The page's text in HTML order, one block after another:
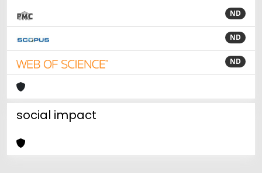
ND
ND
ND
social impact